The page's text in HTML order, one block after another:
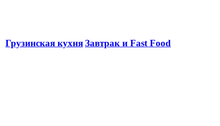
Грузинская кухняЗавтрак и Fast Food